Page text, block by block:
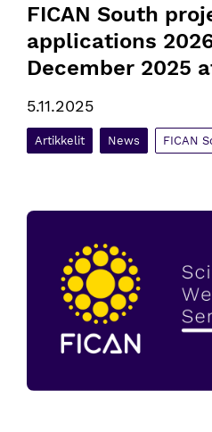
FICAN South
applications
December 2025
5.11.2025
Artikkelit News FICAN
FICAN Science Webinar